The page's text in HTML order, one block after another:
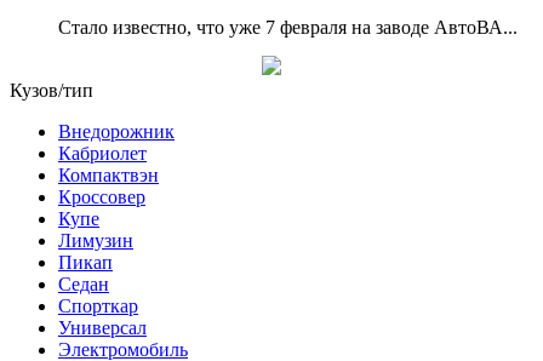
Стало известно, что уже 7 февраля на заводе АвтоВА...
Кузов/тип
Внедорожник
Кабриолет
Компактвэн
Кроссовер
Купе
Лимузин
Пикап
Седан
Спорткар
Универсал
Электромобиль